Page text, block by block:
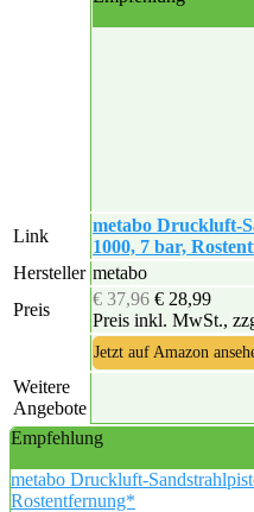
Link
metabo Druckluft-
1000, 7 bar,
Hersteller metabo
Preis
€ 37,96 € 28,99
Preis inkl. MwSt.,
Jetzt auf Amazon
Weitere
Angebote
Empfehlung
metabo Druckluft-
Rostentfernung*